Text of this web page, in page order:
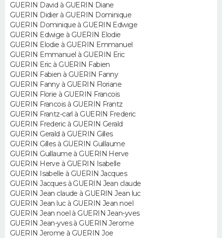
S'inscrire
Se connecter
Lycées
Collèges
Primaires
Universités
Entreprises
Service militaire
Avis de recherche
AVIS DE DÉCÈS
FORUM
Bricolage
Lifestyle
Culture
Sport
Auto
Television
Voyage
Cinema
GUERIN David à GUERIN Diane
GUERIN Didier à GUERIN Dominique
GUERIN Dominique à GUERIN Edwige
GUERIN Edwige à GUERIN Elodie
GUERIN Elodie à GUERIN Emmanuel
GUERIN Emmanuel à GUERIN Eric
GUERIN Eric à GUERIN Fabien
GUERIN Fabien à GUERIN Fanny
GUERIN Fanny à GUERIN Floriane
GUERIN Florie à GUERIN Francois
GUERIN Francois à GUERIN Frantz
GUERIN Frantz-carl à GUERIN Frederic
GUERIN Frederic à GUERIN Gerald
GUERIN Gerald à GUERIN Gilles
GUERIN Gilles à GUERIN Guillaume
GUERIN Guillaume à GUERIN Herve
GUERIN Herve à GUERIN Isabelle
GUERIN Isabelle à GUERIN Jacques
GUERIN Jacques à GUERIN Jean claude
GUERIN Jean claude à GUERIN Jean luc
GUERIN Jean luc à GUERIN Jean noel
GUERIN Jean noel à GUERIN Jean-yves
GUERIN Jean-yves à GUERIN Jerome
GUERIN Jerome à GUERIN Joe